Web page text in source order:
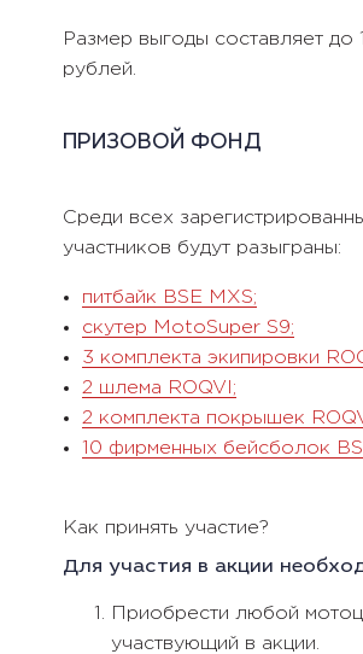
Размер выгоды составляет до
рублей.
ПРИЗОВОЙ ФОНД
Среди всех
участников будут разыграны:
питбайк BSE MXS;
скутер MotoSuper S9;
3 комплекта экипировки
2 шлема ROQVI;
2 комплекта покрышек
10 фирменных бейсболок
Как принять участие?
Для участия в акции
Приобрести любой
участвующий в акции.